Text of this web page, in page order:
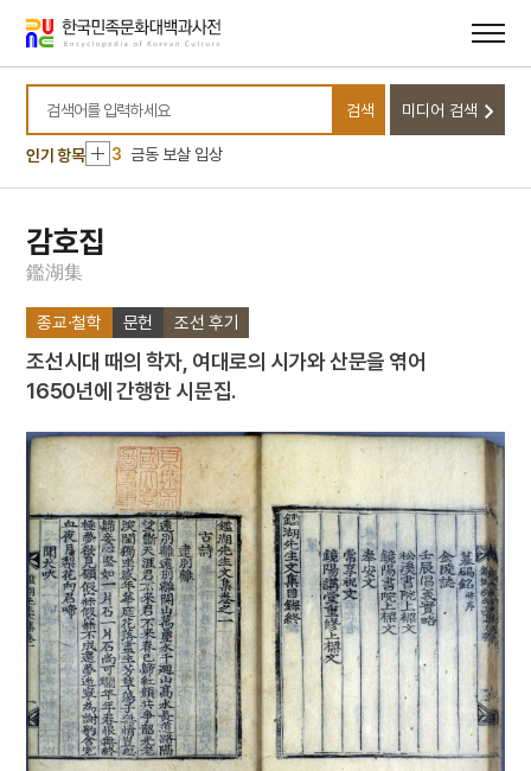
바로가기
바로가기
검색어를 입력하세요
검색 미디어 검색
인기 항목
10 대관전
1 상해대한인거류민단
2 격구도
3 금동 보살 입상
4 김개남
고사촬요
9 김호
10 대관전
1 상해대한인거류민단
2 격구도
3 금동 보살 입상
4 김개남
5 상해고려교민친목회
6 제주의 제주마
7 종합부동산세
8 고사촬요
9 김호
10 대관전
감호집
鑑湖集
종교·철학 문헌 조선 후기
조선시대 때의 학자, 여대로의 시가와 산문을 엮어
1650년에 간행한 시문집.